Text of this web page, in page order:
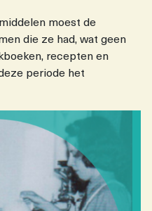
moest de
die ze had, wat geen
recepten en
periode het